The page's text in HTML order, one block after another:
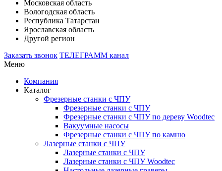
Московская область
Вологодская область
Республика Татарстан
Ярославская область
Другой регион
Заказать звонок ТЕЛЕГРАММ канал
Меню
Компания
Каталог
Фрезерные станки с ЧПУ
Фрезерные станки с ЧПУ
Фрезерные станки с ЧПУ по дереву Woodtec
Вакуумные насосы
Фрезерные станки с ЧПУ по камню
Лазерные станки с ЧПУ
Лазерные станки с ЧПУ
Лазерные станки с ЧПУ Woodtec